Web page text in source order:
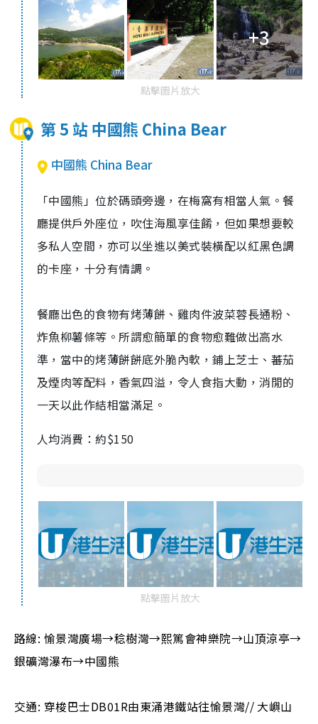
+3
點擊圖片放大
第 5 站 中國熊 China Bear
中國熊 China Bear
「中國熊」位於碼頭旁邊，在梅窩有相當人氣。餐
廳提供戶外座位，吹住海風享佳餚，但如果想要較
多私人空間，亦可以坐進以美式裝橫配以紅黑色調
的卡座，十分有情調。
餐廳出色的食物有烤薄餅、雞肉件波菜蓉長通粉、
炸魚柳薯條等。所謂愈簡單的食物愈難做出高水
準，當中的烤薄餅餅底外脆內軟，鋪上芝士、蕃茄
及煙肉等配料，香氣四溢，令人食指大動，消閒的
一天以此作結相當滿足。
人均消費：約$150
點擊圖片放大
路線: 愉景灣廣場→稔樹灣→熙篤會神樂院→山頂涼亭→
銀礦灣瀑布→中國熊
交通: 穿梭巴士DB01R由東涌港鐵站往愉景灣// 大嶼山